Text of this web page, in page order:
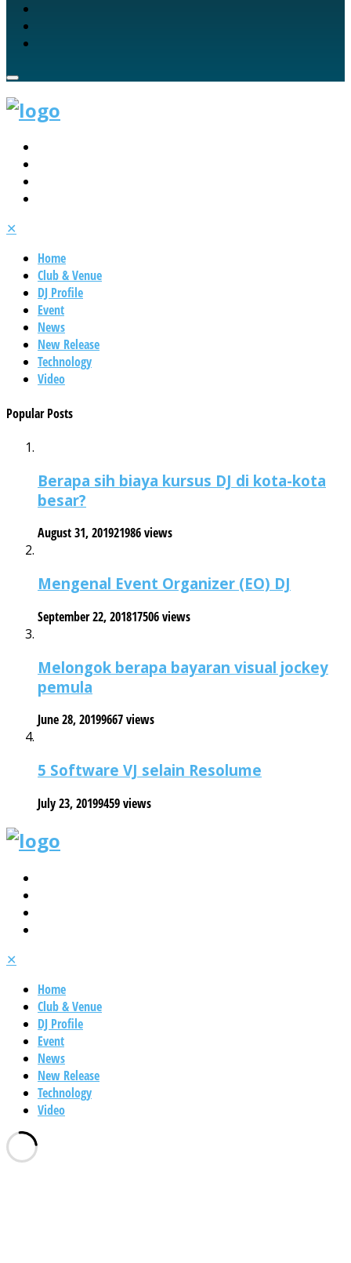
✕
Home
Club & Venue
DJ Profile
Event
News
New Release
Technology
Video
Popular Posts
Berapa sih biaya kursus DJ di kota-kota
besar?
August 31, 201921986 views
Mengenal Event Organizer (EO) DJ
September 22, 201817506 views
Melongok berapa bayaran visual jockey
pemula
June 28, 20199667 views
5 Software VJ selain Resolume
July 23, 20199459 views
✕
Home
Club & Venue
DJ Profile
Event
News
New Release
Technology
Video